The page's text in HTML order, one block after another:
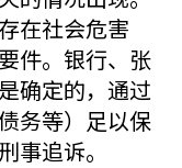
在社会危害
件。银行、张
确定的，通过
务等）足以保
事追诉。